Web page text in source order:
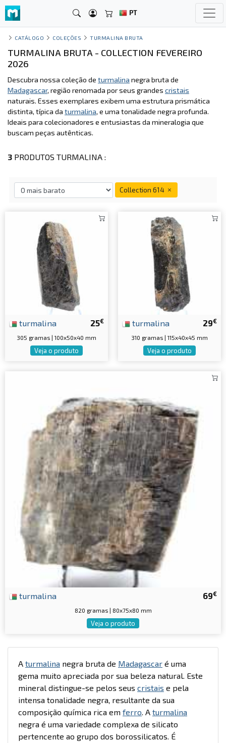
PT
CATÁLOGO COLEÇÕES TURMALINA BRUTA
TURMALINA BRUTA - COLLECTION FEVEREIRO
2026
Descubra nossa coleção de turmalina negra bruta de
Madagascar, região renomada por seus grandes cristais
naturais. Esses exemplares exibem uma estrutura prismática
distinta, típica da turmalina, e uma tonalidade negra profunda.
Ideais para colecionadores e entusiastas da mineralogia que
buscam peças autênticas.
3 PRODUTOS TURMALINA :
Collection 614
25€
turmalina
305 gramas | 100x50x40 mm
Veja o produto
29€
turmalina
310 gramas | 115x40x45 mm
Veja o produto
69€
turmalina
820 gramas | 80x75x80 mm
Veja o produto
A turmalina negra bruta de Madagascar é uma
gema muito apreciada por sua beleza natural. Este
mineral distingue-se pelos seus cristais e pela
intensa tonalidade negra, resultante da sua
composição química rica em ferro. A turmalina
negra é uma variedade complexa de silicato
pertencente ao grupo dos borossilicatos. É